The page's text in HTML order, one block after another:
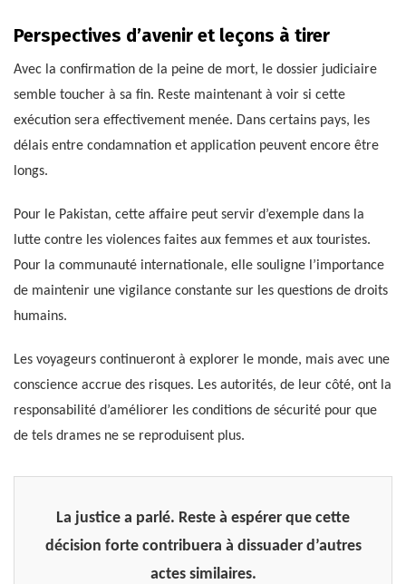
Perspectives d’avenir et leçons à tirer
Avec la confirmation de la peine de mort, le dossier judiciaire
semble toucher à sa fin. Reste maintenant à voir si cette
exécution sera effectivement menée. Dans certains pays, les
délais entre condamnation et application peuvent encore être
longs.
Pour le Pakistan, cette affaire peut servir d’exemple dans la
lutte contre les violences faites aux femmes et aux touristes.
Pour la communauté internationale, elle souligne l’importance
de maintenir une vigilance constante sur les questions de droits
humains.
Les voyageurs continueront à explorer le monde, mais avec une
conscience accrue des risques. Les autorités, de leur côté, ont la
responsabilité d’améliorer les conditions de sécurité pour que
de tels drames ne se reproduisent plus.
La justice a parlé. Reste à espérer que cette
décision forte contribuera à dissuader d’autres
actes similaires.